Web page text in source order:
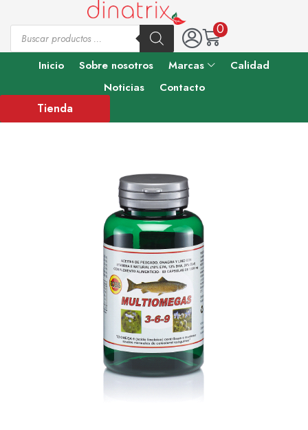
0
Inicio Sobre nosotros Marcas
Calidad
Noticias
Contacto
Tienda